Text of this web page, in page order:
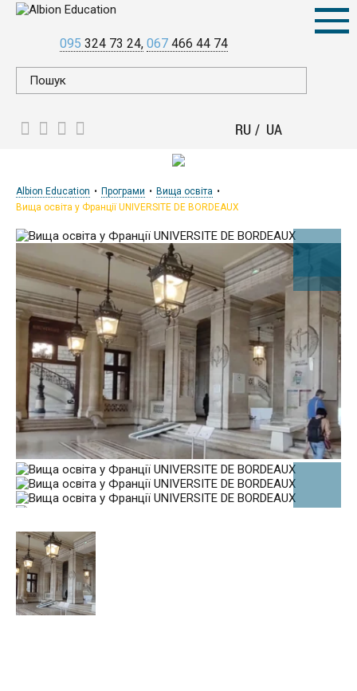
095 324 73 24 067 466 44 74
RU UA
Albion Education Програми
Вища освіта
Вища освіта у Франції UNIVERSITE DE BORDEAUX